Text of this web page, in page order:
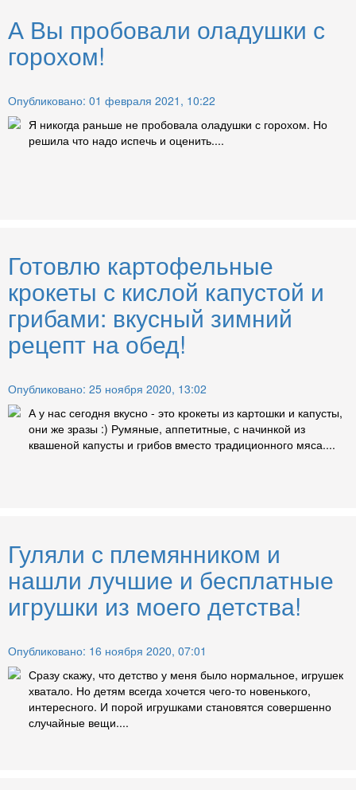
А Вы пробовали оладушки с
горохом!
Опубликовано: 01 февраля 2021, 10:22
Я никогда раньше не пробовала оладушки с горохом. Но
решила что надо испечь и оценить....
Готовлю картофельные
крокеты с кислой капустой и
грибами: вкусный зимний
рецепт на обед!
Опубликовано: 25 ноября 2020, 13:02
А у нас сегодня вкусно - это крокеты из картошки и капусты,
они же зразы :) Румяные, аппетитные, с начинкой из
квашеной капусты и грибов вместо традиционного мяса....
Гуляли с племянником и
нашли лучшие и бесплатные
игрушки из моего детства!
Опубликовано: 16 ноября 2020, 07:01
Сразу скажу, что детство у меня было нормальное, игрушек
хватало. Но детям всегда хочется чего-то новенького,
интересного. И порой игрушками становятся совершенно
случайные вещи....